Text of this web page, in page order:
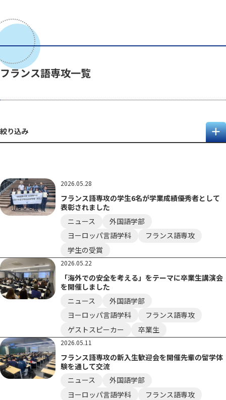
フランス語専攻一覧
絞り込み
2026.05.28
フランス語専攻の学生6名が学業成績優秀者として
表彰されました
ニュース
外国語学部
ヨーロッパ言語学科
フランス語専攻
学生の受賞
2026.05.22
「海外での安全を考える」をテーマに卒業生講演会
を開催しました
ニュース
外国語学部
ヨーロッパ言語学科
フランス語専攻
ゲストスピーカー
卒業生
2026.05.11
フランス語専攻の新入生歓迎会を開催――先輩の留学体
験を通して交流
ニュース
外国語学部
ヨーロッパ言語学科
フランス語専攻